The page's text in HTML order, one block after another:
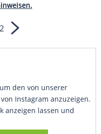
den von unserer
Instagram anzuzeigen.
anzeigen lassen und